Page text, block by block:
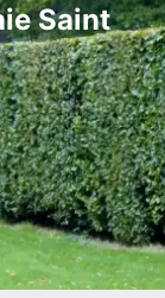
Saint